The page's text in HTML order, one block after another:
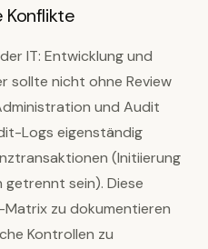
Konflikte
IT: Entwicklung und
sollte nicht ohne Review
und Audit
Logs eigenständig
(Initiierung
getrennt sein). Diese
Matrix zu dokumentieren
Kontrollen zu